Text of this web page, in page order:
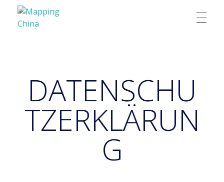
DATENSCHU
TZERKLÄRUN
G